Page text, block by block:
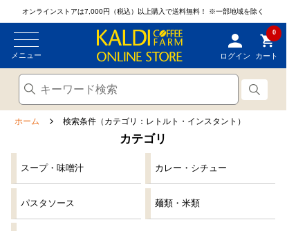
オンラインストアは7,000円（税込）以上購入で送料無料！ ※一部地域を除く
メニュー ログイン
0
カート
ホーム 検索条件（カテゴリ：レトルト・インスタント）
カテゴリ
スープ・味噌汁 カレー・シチュー
パスタソース 麺類・米類